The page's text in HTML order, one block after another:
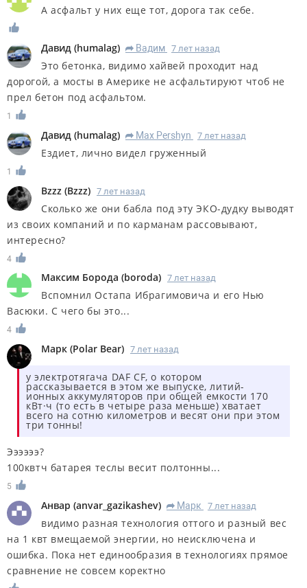
А асфальт у них еще тот, дорога так себе.
Дaвид (humalag) R Вадим 7 лет назад
Это бетонка, видимо хайвей проходит над
дорогой, а мосты в Америке не асфальтируют чтоб не
прел бетон под асфальтом.
1
Дaвид (humalag) R Max Pershyn 7 лет назад
Ездиет, лично видел груженный
1
Bzzz (Bzzz) 7 лет назад
Сколько же они бабла под эту ЭКО-дудку выводят
из своих компаний и по карманам рассовывают,
интересно?
4
Максим Борода (boroda) 7 лет назад
Вспомнил Остапа Ибрагимовича и его Нью
Васюки. С чего бы это...
4
Марк (Polar Bear) 7 лет назад
у электротягача DAF CF, о котором
рассказывается в этом же выпуске, ­литий-
ионных аккумуляторов при общей емкости 170
кВт·ч (то есть в четыре раза меньше) хватает
всего на сотню километров и весят они при этом
три тонны!
Ээээээ?
100квтч батарея теслы весит полтонны...
5
Анвар (anvar_gazikashev) R Марк 7 лет назад
видимо разная технология оттого и разный вес
на 1 квт вмещаемой энергии, но неисключена и
ошибка. Пока нет единообразия в технологиях прямое
сравнение не совсем коректно